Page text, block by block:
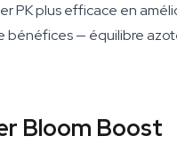
PK plus efficace en
bénéfices — équilibre
Bloom Boost